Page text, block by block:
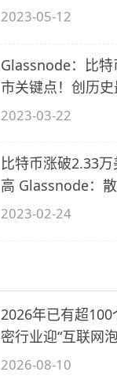
动
2023-05-12
Glassnode：比
市关键点！创历
2023-03-22
比特币涨破2.33
高 Glassnode：
2023-02-24
2026年已有超
密行业迎“互联网
2026-08-10